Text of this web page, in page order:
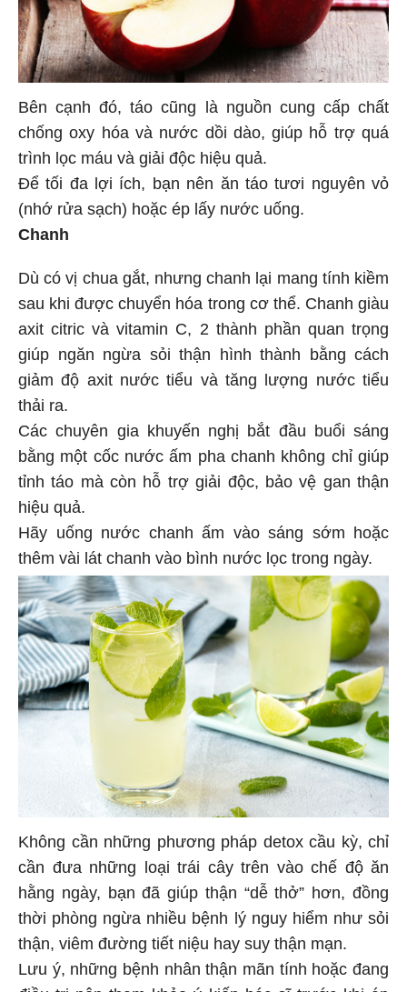
Bên cạnh đó, táo cũng là nguồn cung cấp chất
chống oxy hóa và nước dồi dào, giúp hỗ trợ quá
trình lọc máu và giải độc hiệu quả.
Để tối đa lợi ích, bạn nên ăn táo tươi nguyên vỏ
(nhớ rửa sạch) hoặc ép lấy nước uống.
Chanh
Dù có vị chua gắt, nhưng chanh lại mang tính kiềm
sau khi được chuyển hóa trong cơ thể. Chanh giàu
axit citric và vitamin C, 2 thành phần quan trọng
giúp ngăn ngừa sỏi thận hình thành bằng cách
giảm độ axit nước tiểu và tăng lượng nước tiểu
thải ra.
Các chuyên gia khuyến nghị bắt đầu buổi sáng
bằng một cốc nước ấm pha chanh không chỉ giúp
tỉnh táo mà còn hỗ trợ giải độc, bảo vệ gan thận
hiệu quả.
Hãy uống nước chanh ấm vào sáng sớm hoặc
thêm vài lát chanh vào bình nước lọc trong ngày.
Không cần những phương pháp detox cầu kỳ, chỉ
cần đưa những loại trái cây trên vào chế độ ăn
hằng ngày, bạn đã giúp thận “dễ thở” hơn, đồng
thời phòng ngừa nhiều bệnh lý nguy hiểm như sỏi
thận, viêm đường tiết niệu hay suy thận mạn.
Lưu ý, những bệnh nhân thận mãn tính hoặc đang